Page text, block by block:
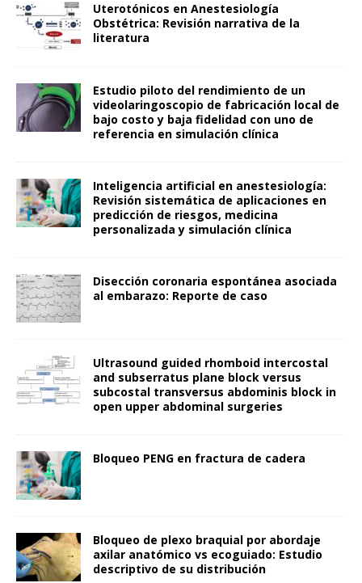
Uterotónicos en Anestesiología
Obstétrica: Revisión narrativa de la
literatura
Estudio piloto del rendimiento de un
videolaringoscopio de fabricación local de
bajo costo y baja fidelidad con uno de
referencia en simulación clínica
Inteligencia artificial en anestesiología:
Revisión sistemática de aplicaciones en
predicción de riesgos, medicina
personalizada y simulación clínica
Disección coronaria espontánea asociada
al embarazo: Reporte de caso
Ultrasound guided rhomboid intercostal
and subserratus plane block versus
subcostal transversus abdominis block in
open upper abdominal surgeries
Bloqueo PENG en fractura de cadera
Bloqueo de plexo braquial por abordaje
axilar anatómico vs ecoguiado: Estudio
descriptivo de su distribución